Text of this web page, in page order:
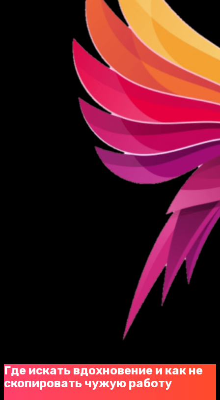
Где искать вдохновение и как не
скопировать чужую работу